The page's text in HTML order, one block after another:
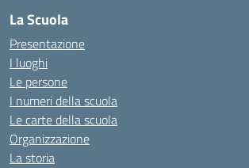
La Scuola
Presentazione
I luoghi
Le persone
I numeri della scuola
Le carte della scuola
Organizzazione
La storia